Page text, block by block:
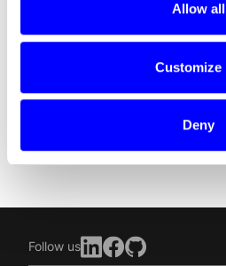
Allow all
Customize
Deny
Follow us